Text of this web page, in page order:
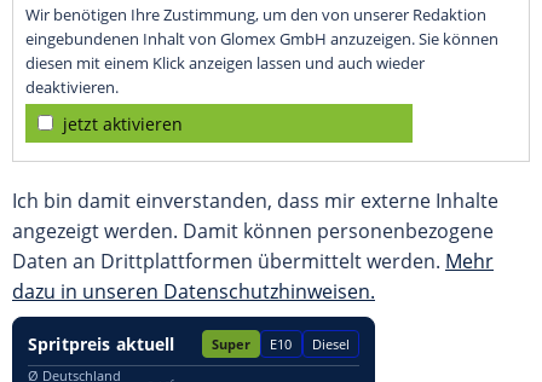
Wir benötigen Ihre Zustimmung, um den von unserer Redaktion
eingebundenen Inhalt von Glomex GmbH anzuzeigen. Sie können
diesen mit einem Klick anzeigen lassen und auch wieder
deaktivieren.
jetzt aktivieren
Ich bin damit einverstanden, dass mir externe Inhalte
angezeigt werden. Damit können personenbezogene
Daten an Drittplattformen übermittelt werden. Mehr
dazu in unseren Datenschutzhinweisen.